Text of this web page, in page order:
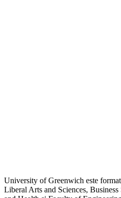
University of Greenwich este
Liberal Arts and Sciences,